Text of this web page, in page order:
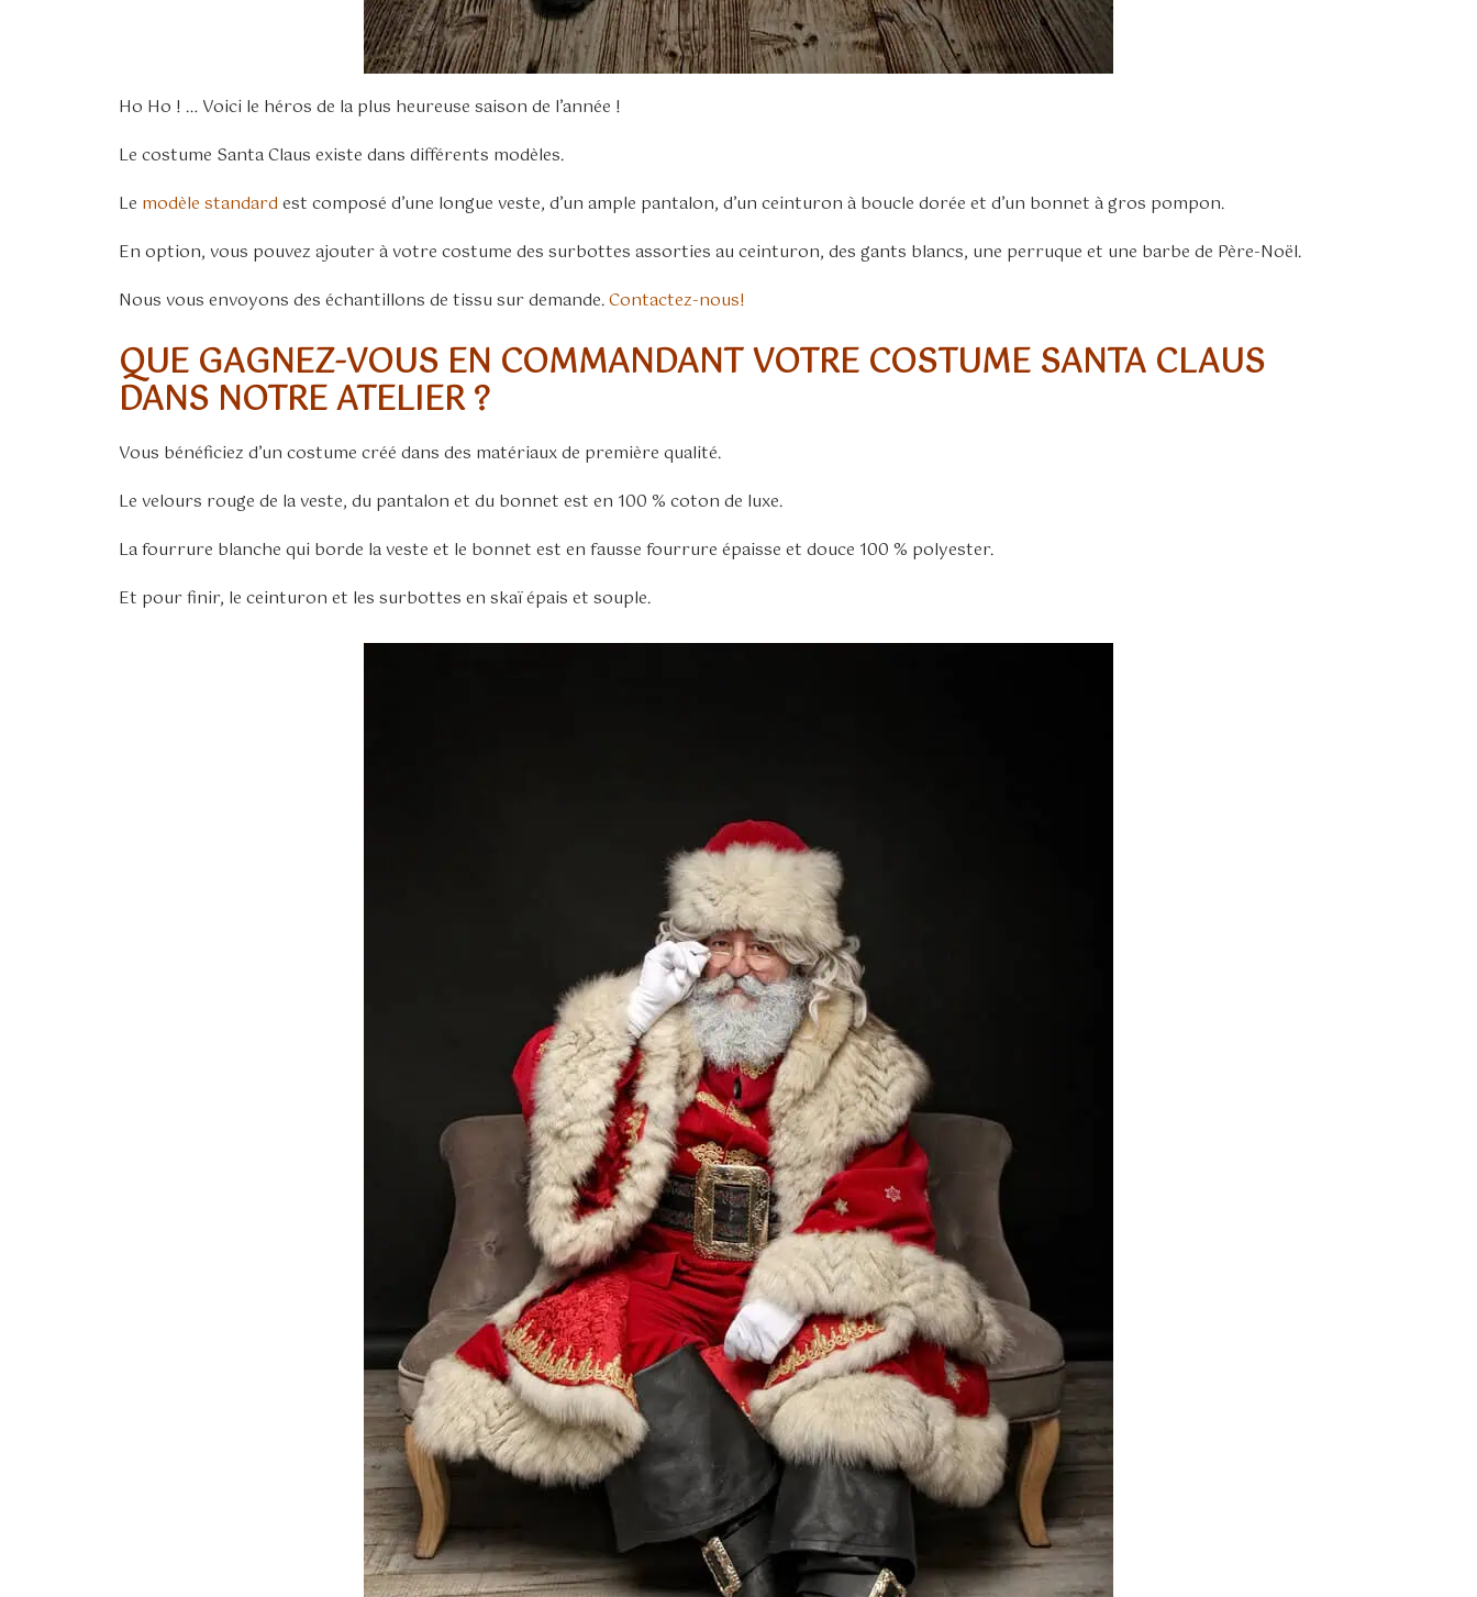
Ho Ho ! … Voici le héros de la plus heureuse saison de l’année !
Le costume Santa Claus existe dans différents modèles.
Le modèle standard est composé d’une longue veste, d’un ample pantalon, d’un ceinturon à boucle dorée et d’un bonnet à gros pompon.
En option, vous pouvez ajouter à votre costume des surbottes assorties au ceinturon, des gants blancs, une perruque et une barbe de Père-Noël.
Nous vous envoyons des échantillons de tissu sur demande.Contactez-nous!
QUE GAGNEZ-VOUS EN COMMANDANT VOTRE COSTUME SANTA CLAUS
DANS NOTRE ATELIER ?
Vous bénéficiez d’un costume créé dans des matériaux de première qualité.
Le velours rouge de la veste, du pantalon et du bonnet est en 100 % coton de luxe.
La fourrure blanche qui borde la veste et le bonnet est en fausse fourrure épaisse et douce 100 % polyester.
Et pour finir, le ceinturon et les surbottes en skaï épais et souple.